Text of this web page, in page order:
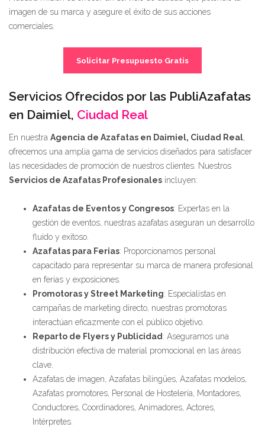
imagen de su marca y asegure el éxito de sus acciones
comerciales.
Solicitar Presupuesto Gratis
Servicios Ofrecidos por las PubliAzafatas
en Daimiel, Ciudad Real
En nuestra Agencia de Azafatas en Daimiel, Ciudad Real,
ofrecemos una amplia gama de servicios diseñados para satisfacer
las necesidades de promoción de nuestros clientes. Nuestros
Servicios de Azafatas Profesionales incluyen:
Azafatas de Eventos y Congresos: Expertas en la
gestión de eventos, nuestras azafatas aseguran un desarrollo
fluido y exitoso.
Azafatas para Ferias: Proporcionamos personal
capacitado para representar su marca de manera profesional
en ferias y exposiciones.
Promotoras y Street Marketing: Especialistas en
campañas de marketing directo, nuestras promotoras
interactúan eficazmente con el público objetivo.
Reparto de Flyers y Publicidad: Aseguramos una
distribución efectiva de material promocional en las áreas
clave.
Azafatas de imagen, Azafatas bilingües, Azafatas modelos,
Azafatas promotores, Personal de Hostelería, Montadores,
Conductores, Coordinadores, Animadores, Actores,
Intérpretes.